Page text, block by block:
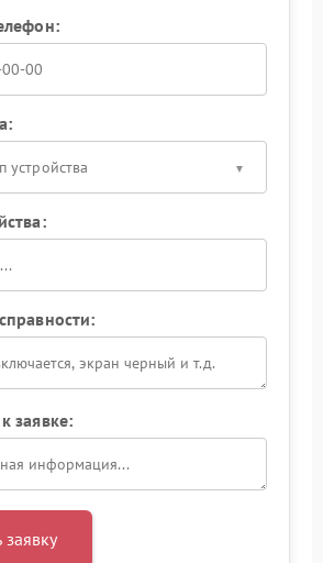
устройства
заявке:
заявку